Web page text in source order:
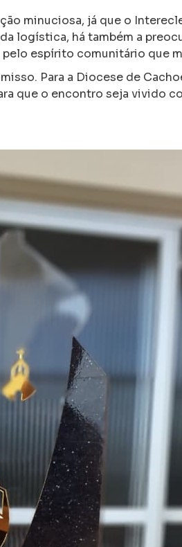
minuciosa, já que o
logística, há também a
espírito comunitário que
Para a Diocese de
que o encontro seja vivido